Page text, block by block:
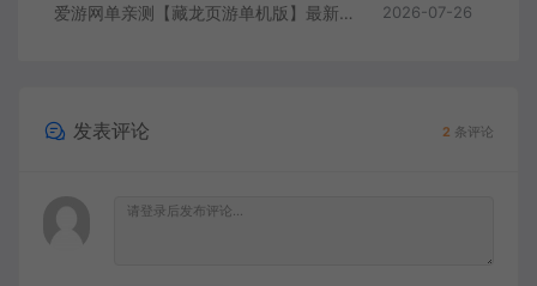
爱游网单亲测【藏龙页游单机版】最新整理怀旧页游免flash 带GM充值物品GM工具 解压一键启动 视频安装教学 2026-07-26
发表评论 2 条评论